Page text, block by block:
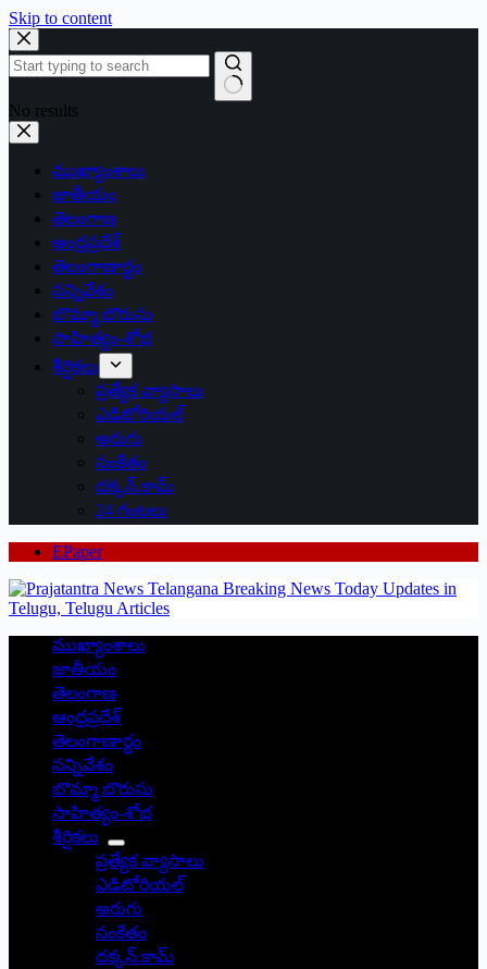
Skip to content
No results
ముఖ్యాంశాలు
జాతీయం
తెలంగాణ
ఆంధ్రప్రదేశ్
తెలంగాణార్థం
సన్నివేశం
బొమ్మా బొరుసు
సాహిత్యం-శోభ
శీర్షికలు
ప్రత్యేక వ్యాసాలు
ఎడిటోరియల్
అరుగు
సంకేతం
దక్కన్.కామ్
24 గంటలు
EPaper
ముఖ్యాంశాలు
జాతీయం
తెలంగాణ
ఆంధ్రప్రదేశ్
తెలంగాణార్థం
సన్నివేశం
బొమ్మా బొరుసు
సాహిత్యం-శోభ
శీర్షికలు
ప్రత్యేక వ్యాసాలు
ఎడిటోరియల్
అరుగు
సంకేతం
దక్కన్.కామ్